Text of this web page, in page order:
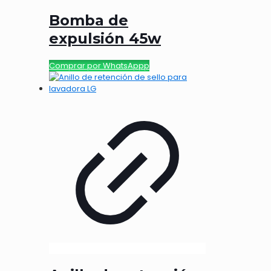
Bomba de
expulsión 45w
Comprar por WhatsAppp